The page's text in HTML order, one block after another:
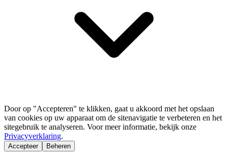
Door op "Accepteren" te klikken, gaat u akkoord met het opslaan
van cookies op uw apparaat om de sitenavigatie te verbeteren en het
sitegebruik te analyseren. Voor meer informatie, bekijk onze
Privacyverklaring.
Accepteer Beheren